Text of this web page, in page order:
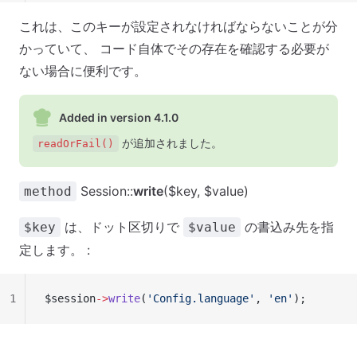
これは、このキーが設定されなければならないことが分
かっていて、 コード自体でその存在を確認する必要が
ない場合に便利です。
Added in version 4.1.0
readOrFail() が追加されました。
method Session::write($key, $value)
$key は、ドット区切りで $value
の書込み先を指
定します。 :
$session->write( 'Config.language' , 'en' );
1